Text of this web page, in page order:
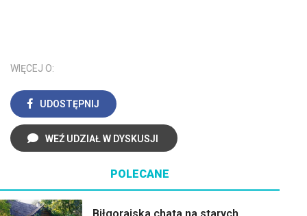
WIĘCEJ O:
UDOSTĘPNIJ
WEŹ UDZIAŁ W DYSKUSJI
POLECANE